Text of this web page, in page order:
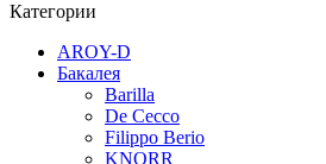
Категории
AROY-D
Бакалея
Barilla
De Cecco
Filippo Berio
KNORR